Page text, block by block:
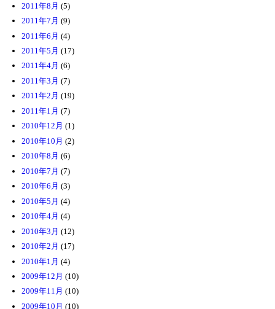
2011年8月 (5)
2011年7月 (9)
2011年6月 (4)
2011年5月 (17)
2011年4月 (6)
2011年3月 (7)
2011年2月 (19)
2011年1月 (7)
2010年12月 (1)
2010年10月 (2)
2010年8月 (6)
2010年7月 (7)
2010年6月 (3)
2010年5月 (4)
2010年4月 (4)
2010年3月 (12)
2010年2月 (17)
2010年1月 (4)
2009年12月 (10)
2009年11月 (10)
2009年10月 (10)